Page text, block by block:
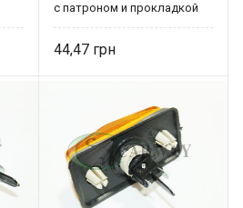
с патроном и прокладкой
44,47